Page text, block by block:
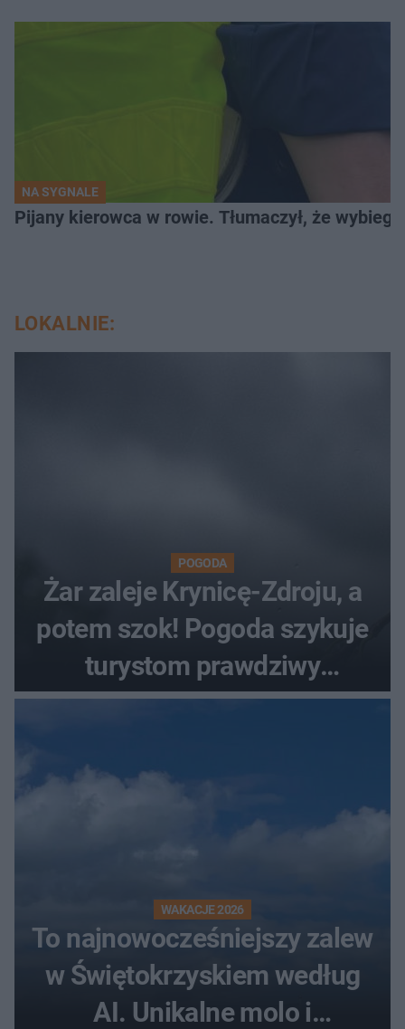
NA SYGNALE
Pijany kierowca w rowie. Tłumaczył, że
LOKALNIE:
POGODA
Żar zaleje Krynicę-Zdroju, a
potem szok! Pogoda szykuje
turystom prawdziwy
rollercoaster
WAKACJE 2026
To najnowocześniejszy zalew
w Świętokrzyskiem według
AI. Unikalne molo i